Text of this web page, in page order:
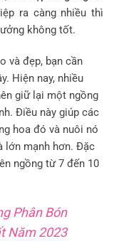
ra càng nhiều thì
không tốt.
và đẹp, bạn cần
Hiện nay, nhiều
giữ lại một ngồng
Điều này giúp các
hoa đó và nuôi nó
lớn mạnh hơn. Đặc
ngồng từ 7 đến 10
Phân Bón
Năm 2023